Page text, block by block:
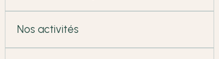
Nos activités